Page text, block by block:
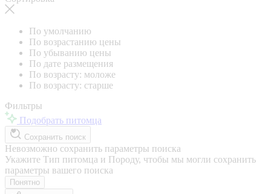
По умолчанию
По возрастанию цены
По убыванию цены
По дате размещения
По возрасту: моложе
По возрасту: старше
Фильтры
Подобрать питомца
Сохранить поиск
Невозможно сохранить параметры поиска
Укажите Тип питомца и Породу, чтобы мы могли сохранить
параметры вашего поиска
Понятно